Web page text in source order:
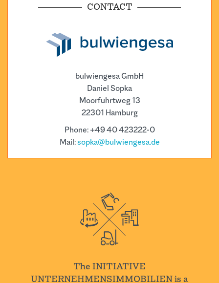
CONTACT
bulwiengesa GmbH
Daniel Sopka
Moorfuhrtweg 13
22301 Hamburg
Phone: +49 40 423222-0
Mail:sopka@bulwiengesa.de
The INITIATIVE
UNTERNEHMENSIMMOBILIEN is a